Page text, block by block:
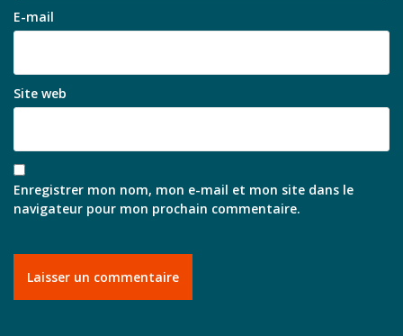
E-mail
Site web
Enregistrer mon nom, mon e-mail et mon site dans le
navigateur pour mon prochain commentaire.